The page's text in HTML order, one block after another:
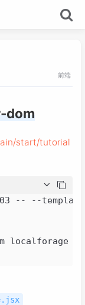
前端
dom
start/tutorial
localforage